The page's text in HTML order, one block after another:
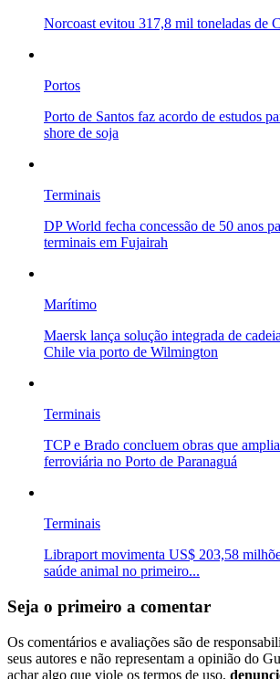
Norcoast evitou 317,8 mil toneladas de
Portos
Porto de Santos faz acordo de estudos
shore de soja
Terminais
DP World fecha concessão de 50 anos
terminais em Fujairah
Marítimo
Maersk lança solução integrada de
Chile via porto de Wilmington
Terminais
TCP e Brado concluem obras que
ferroviária no Porto de Paranaguá
Terminais
Libraport movimenta US$ 203,58
saúde animal no primeiro...
Seja o primeiro a comentar
Os comentários e avaliações são de
seus autores e não representam a opinião do
achar algo que viole os termos de uso,